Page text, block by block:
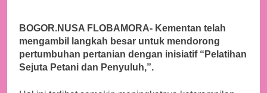
BOGOR.NUSA FLOBAMORA- Kementan telah
mengambil langkah besar untuk mendorong
pertumbuhan pertanian dengan inisiatif “Pelatihan